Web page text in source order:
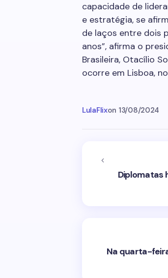
capacidade de
e estratégia, se
de laços entre dois
anos”, afirma o
Brasileira, Otacílio
ocorre em Lisboa,
LulaFlixon 13/08/2024
Diplomatas
Na quarta-